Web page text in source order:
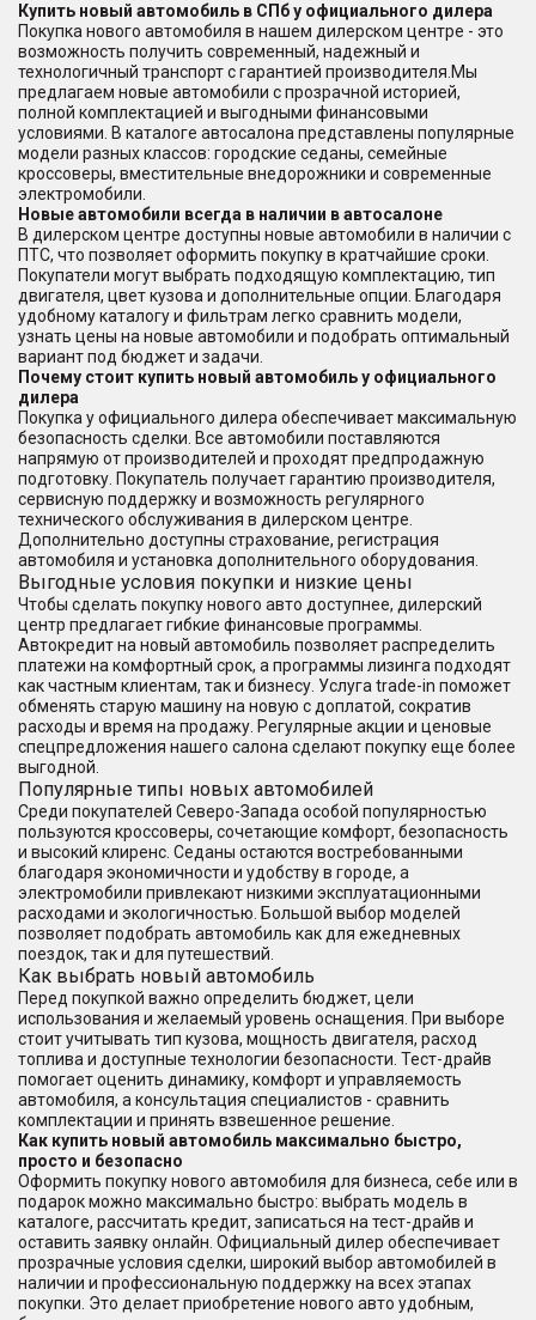
Купить новый автомобиль в СПб у официального дилера
Покупка нового автомобиля в нашем дилерском центре - это
возможность получить современный, надежный и
технологичный транспорт с гарантией производителя.Мы
предлагаем новые автомобили с прозрачной историей,
полной комплектацией и выгодными финансовыми
условиями. В каталоге автосалона представлены популярные
модели разных классов: городские седаны, семейные
кроссоверы, вместительные внедорожники и современные
электромобили.
Новые автомобили всегда в наличии в автосалоне
В дилерском центре доступны новые автомобили в наличии с
ПТС, что позволяет оформить покупку в кратчайшие сроки.
Покупатели могут выбрать подходящую комплектацию, тип
двигателя, цвет кузова и дополнительные опции. Благодаря
удобному каталогу и фильтрам легко сравнить модели,
узнать цены на новые автомобили и подобрать оптимальный
вариант под бюджет и задачи.
Почему стоит купить новый автомобиль у официального
дилера
Покупка у официального дилера обеспечивает максимальную
безопасность сделки. Все автомобили поставляются
напрямую от производителей и проходят предпродажную
подготовку. Покупатель получает гарантию производителя,
сервисную поддержку и возможность регулярного
технического обслуживания в дилерском центре.
Дополнительно доступны страхование, регистрация
автомобиля и установка дополнительного оборудования.
Выгодные условия покупки и низкие цены
Чтобы сделать покупку нового авто доступнее, дилерский
центр предлагает гибкие финансовые программы.
Автокредит на новый автомобиль позволяет распределить
платежи на комфортный срок, а программы лизинга подходят
как частным клиентам, так и бизнесу. Услуга trade-in поможет
обменять старую машину на новую с доплатой, сократив
расходы и время на продажу. Регулярные акции и ценовые
спецпредложения нашего салона сделают покупку еще более
выгодной.
Популярные типы новых автомобилей
Среди покупателей Северо-Запада особой популярностью
пользуются кроссоверы, сочетающие комфорт, безопасность
и высокий клиренс. Седаны остаются востребованными
благодаря экономичности и удобству в городе, а
электромобили привлекают низкими эксплуатационными
расходами и экологичностью. Большой выбор моделей
позволяет подобрать автомобиль как для ежедневных
поездок, так и для путешествий.
Как выбрать новый автомобиль
Перед покупкой важно определить бюджет, цели
использования и желаемый уровень оснащения. При выборе
стоит учитывать тип кузова, мощность двигателя, расход
топлива и доступные технологии безопасности. Тест-драйв
помогает оценить динамику, комфорт и управляемость
автомобиля, а консультация специалистов - сравнить
комплектации и принять взвешенное решение.
Как купить новый автомобиль максимально быстро,
просто и безопасно
Оформить покупку нового автомобиля для бизнеса, себе или в
подарок можно максимально быстро: выбрать модель в
каталоге, рассчитать кредит, записаться на тест-драйв и
оставить заявку онлайн. Официальный дилер обеспечивает
прозрачные условия сделки, широкий выбор автомобилей в
наличии и профессиональную поддержку на всех этапах
покупки. Это делает приобретение нового авто удобным,